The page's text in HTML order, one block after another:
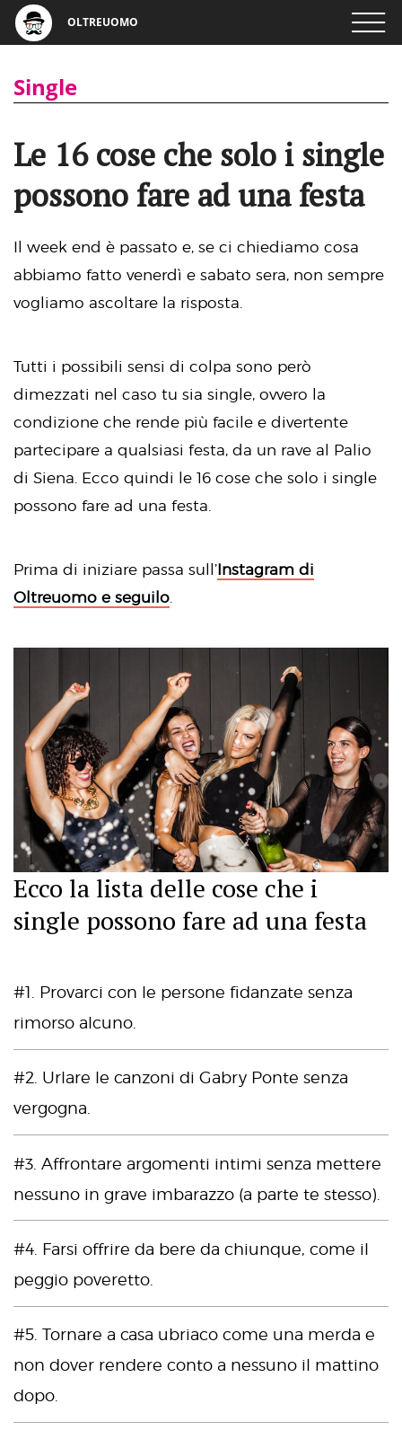
OLTREUOMO
Single
Le 16 cose che solo i single
possono fare ad una festa
Il week end è passato e, se ci chiediamo cosa
abbiamo fatto venerdì e sabato sera, non sempre
vogliamo ascoltare la risposta.
Tutti i possibili sensi di colpa sono però
dimezzati nel caso tu sia single, ovvero la
condizione che rende più facile e divertente
partecipare a qualsiasi festa, da un rave al Palio
di Siena. Ecco quindi le 16 cose che solo i single
possono fare ad una festa.
Prima di iniziare passa sull’Instagram di
Oltreuomo e seguilo.
Ecco la lista delle cose che i
single possono fare ad una festa
#1. Provarci con le persone fidanzate senza
rimorso alcuno.
#2. Urlare le canzoni di Gabry Ponte senza
vergogna.
#3. Affrontare argomenti intimi senza mettere
nessuno in grave imbarazzo (a parte te stesso).
#4. Farsi offrire da bere da chiunque, come il
peggio poveretto.
#5. Tornare a casa ubriaco come una merda e
non dover rendere conto a nessuno il mattino
dopo.